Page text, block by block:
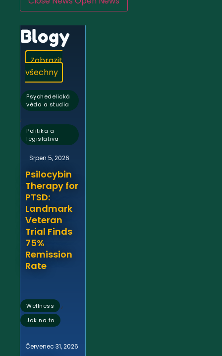
Blogy
Zobrazit
všechny
Psychedelická
věda a studia
,
Politika a
legislativa
Srpen 5, 2026
Psilocybin
Therapy for
PTSD:
Landmark
Veteran
Trial Finds
75%
Remission
Rate
Wellness ,
Jak na to
Červenec 31, 2026